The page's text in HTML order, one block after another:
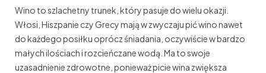
Wino to szlachetny trunek, który pasuje do wielu okazji.
Włosi, Hiszpanie czy Grecy mają w zwyczaju pić wino nawet
do każdego posiłku oprócz śniadania, oczywiście w bardzo
małych ilościach i rozcieńczane wodą. Ma to swoje
uzasadnienie zdrowotne, ponieważ picie wina zwiększa